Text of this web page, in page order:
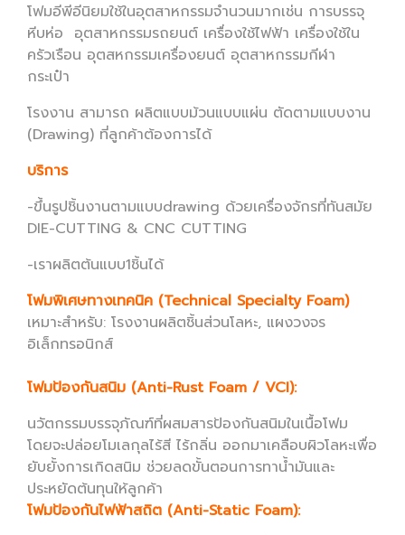
โฟมอีพีอีนิยมใช้ในอุตสาหกรรมจำนวนมากเช่น การบรรจุ
หีบห่อ อุตสาหกรรมรถยนต์ เครื่องใช้ไฟฟ้า เครื่องใช้ใน
ครัวเรือน อุตสหกรรมเครื่องยนต์ อุตสาหกรรมกีฬา
กระเป๋า
โรงงาน สามารถ ผลิตแบบม้วนแบบแผ่น ตัดตามแบบงาน
(Drawing) ที่ลูกค้าต้องการได้
บริการ
-ขึ้นรูปชิ้นงานตามแบบdrawing ด้วยเครื่องจักรที่ทันสมัย
DIE-CUTTING & CNC CUTTING
-เราผลิตต้นแบบ1ชิ้นได้
โฟมพิเศษทางเทคนิค (Technical Specialty Foam)
เหมาะสำหรับ: โรงงานผลิตชิ้นส่วนโลหะ, แผงวงจร
อิเล็กทรอนิกส์
โฟมป้องกันสนิม (Anti-Rust Foam / VCI):
นวัตกรรมบรรจุภัณฑ์ที่ผสมสารป้องกันสนิมในเนื้อโฟม
โดยจะปล่อยโมเลกุลไร้สี ไร้กลิ่น ออกมาเคลือบผิวโลหะเพื่อ
ยับยั้งการเกิดสนิม ช่วยลดขั้นตอนการทาน้ำมันและ
ประหยัดต้นทุนให้ลูกค้า
โฟมป้องกันไฟฟ้าสถิต (Anti-Static Foam):